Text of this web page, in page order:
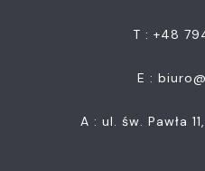
T : +48
E :
A : ul. św. Pawła